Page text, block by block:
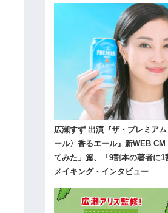
広瀬すず 出演『ザ・プレミア
ール〉香るエール』新WEB
てみた」篇、「9割本の著者に
メイキング・インタビュー